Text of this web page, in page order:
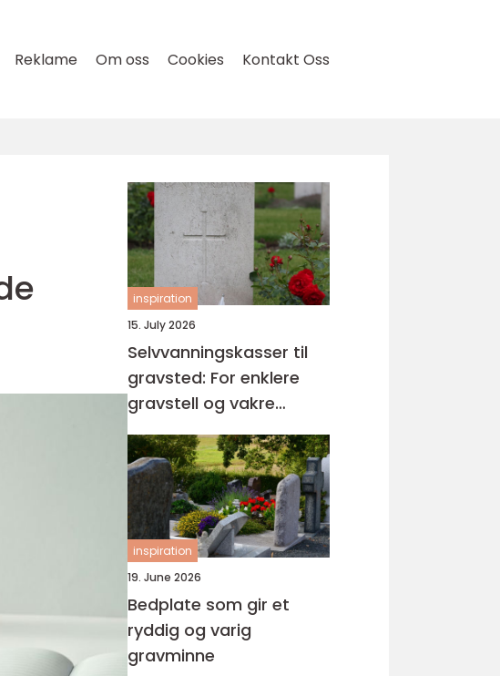
Reklame Om oss Cookies Kontakt Oss
inspiration
15. July 2026
Selvvanningskasser til
gravsted: For enklere
gravstell og vakre
minnesteder
inspiration
19. June 2026
Bedplate som gir et
ryddig og varig
gravminne